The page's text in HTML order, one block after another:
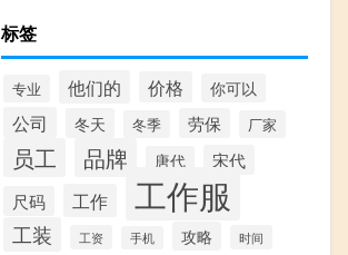
标签
专业 他们的 价格 你可以
公司 冬天 冬季 劳保 厂家
员工 品牌 唐代
宋代
尺码
工作 工作服
工装 工资 手机 攻略 时间